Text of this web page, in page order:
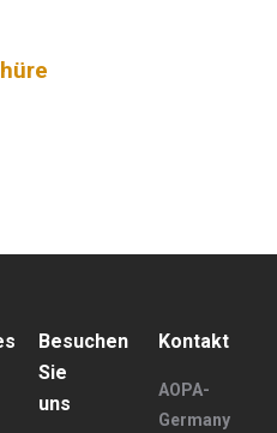
Besuchen
Sie
uns
Kontakt
AOPA-
Germany